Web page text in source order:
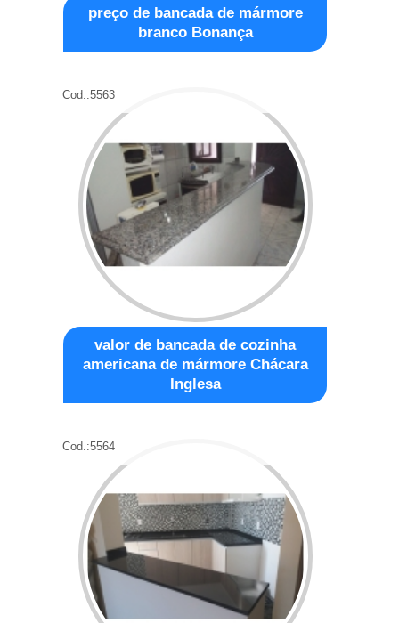
preço de bancada de mármore
branco Bonança
Cod.:5563
valor de bancada de cozinha
americana de mármore Chácara
Inglesa
Cod.:5564